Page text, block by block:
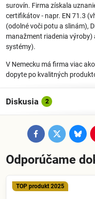
surovín. Firma získala
certifikátov - napr. EN 71.3
(odolné voči potu a slinám),
manažment riadenia výroby)
systémy).
V Nemecku má firma viac
dopyte po kvalitných
Diskusia 2
FacebookTwitter
Odporúčame
TOP produkt 2025